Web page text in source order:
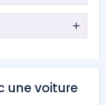
une voiture